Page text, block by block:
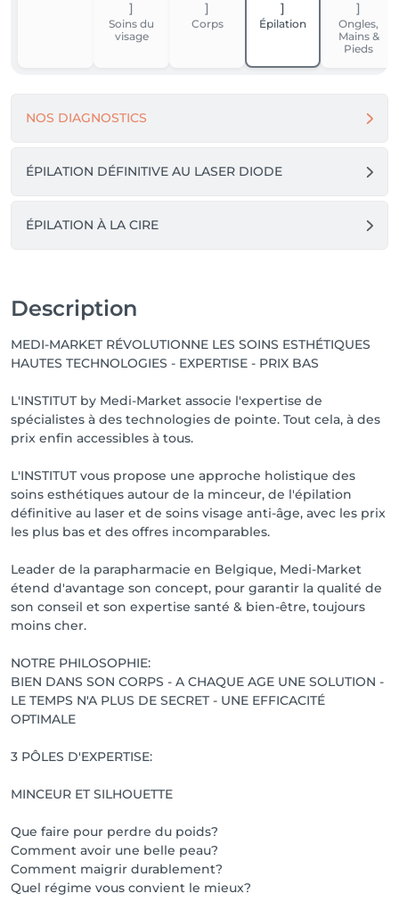
Soins du
visage
Corps Épilation
Ongles,
Mains &
Pieds
NOS DIAGNOSTICS
ÉPILATION DÉFINITIVE AU LASER DIODE
ÉPILATION À LA CIRE
Description
MEDI-MARKET RÉVOLUTIONNE LES SOINS ESTHÉTIQUES
HAUTES TECHNOLOGIES - EXPERTISE - PRIX BAS
L'INSTITUT by Medi-Market associe l'expertise de
spécialistes à des technologies de pointe. Tout cela, à des
prix enfin accessibles à tous.
L'INSTITUT vous propose une approche holistique des
soins esthétiques autour de la minceur, de l'épilation
définitive au laser et de soins visage anti-âge, avec les prix
les plus bas et des offres incomparables.
Leader de la parapharmacie en Belgique, Medi-Market
étend d'avantage son concept, pour garantir la qualité de
son conseil et son expertise santé & bien-être, toujours
moins cher.
NOTRE PHILOSOPHIE:
BIEN DANS SON CORPS - A CHAQUE AGE UNE SOLUTION -
LE TEMPS N'A PLUS DE SECRET - UNE EFFICACITÉ
OPTIMALE
3 PÔLES D'EXPERTISE:
MINCEUR ET SILHOUETTE
Que faire pour perdre du poids?
Comment avoir une belle peau?
Comment maigrir durablement?
Quel régime vous convient le mieux?